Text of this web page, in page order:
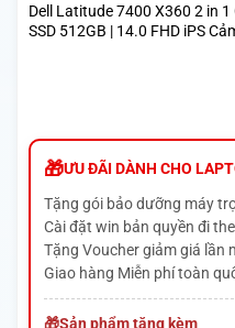
Dell Latitude 7400 X360 2 in
SSD 512GB | 14.0 FHD iPS
ƯU ĐÃI DÀNH CHO
Tặng gói bảo dưỡng máy
Cài đặt win bản quyền đi
Tặng Voucher giảm giá lần
Giao hàng Miễn phí toàn
Sản phẩm tặng kèm